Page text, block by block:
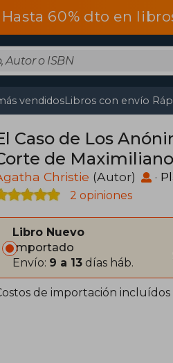
Hasta 60% dto en
vendidosLibros con envío
Caso de Los
de
Christie (Autor) ·
2 opiniones
Libro Nuevo
Importado
Envío: 9 a 13 días háb.
de importación incluídos